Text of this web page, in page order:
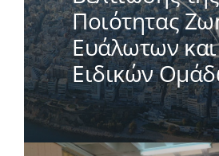
Ποιότητας
Ευάλωτων και
Ειδικών